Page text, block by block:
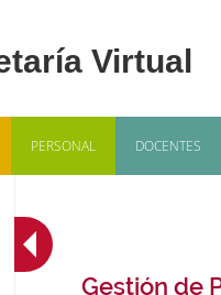
PERSONAL DOCENTES
Gestión de